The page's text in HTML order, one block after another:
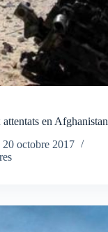
en Afghanistan
20 octobre 2017